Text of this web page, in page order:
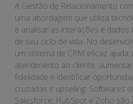
A Gestão de Relacionamento
uma abordagem que utiliza
e analisar as interações e dados
de seu ciclo de vida. No
um sistema de CRM eficaz ajuda
atendimento ao cliente,
fidelidade e identificar
cruzadas e upselling. Softwares
Salesforce, HubSpot e Zoho são